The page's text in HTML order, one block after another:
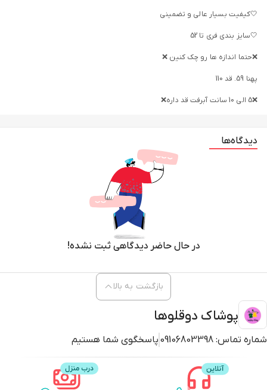
🤍کیفیت بسیار عالی و تضمینی
🤍سایز بندی فری تا 52
❌حتما اندازه ها رو چک کنین ❌
پهنا 59. قد 110
❌5 الی 10 سانت آبرفت قد داره❌
دیدگاه‌ها
در حال حاضر دیدگاهی ثبت نشده!
پوشاک دوقلوها
شماره تماس: 09106803398 پاسخگوی شما هستیم
بازگشت به بالا